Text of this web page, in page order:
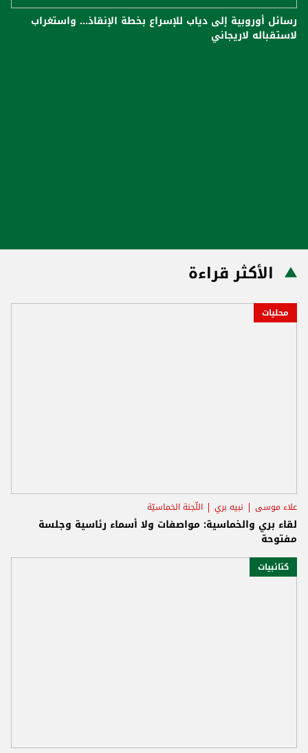
رسائل أوروبية إلى دياب للإسراع بخطة الإنقاذ... واستغراب
لاستقباله لاريجاني
الأكثر قراءة
محليات
علاء موسى نبيه بري اللّجنة الخماسيّة
لقاء بري والخماسية: مواصفات ولا أسماء رئاسية وجلسة
مفتوحة
كتائبيات